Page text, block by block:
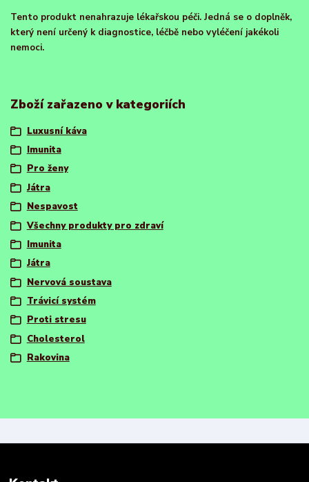
Tento produkt nenahrazuje lékařskou péči. Jedná se o doplněk,
který není určený k diagnostice, léčbě nebo vyléčení jakékoli
nemoci.
Zboží zařazeno v kategoriích
Luxusní káva
Imunita
Pro ženy
Játra
Nespavost
Všechny produkty pro zdraví
Imunita
Játra
Nervová soustava
Trávicí systém
Proti stresu
Cholesterol
Rakovina